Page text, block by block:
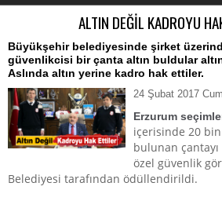
ALTIN DEĞİL KADROYU
Büyükşehir belediyesinde şirket
güvenlikcisi bir çanta altın buldular
Aslında altın yerine kadro hak ettiler.
24 Şubat 2017
Erzurum
içerisinde 20
bulunan
özel güvenlik
Belediyesi tarafından ödüllendirildi.